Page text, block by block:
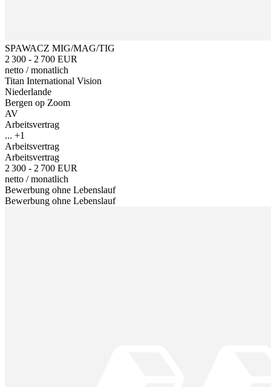
SPAWACZ MIG/MAG/TIG
2 300 - 2 700 EUR
netto /monatlich
Titan International Vision
Niederlande
Bergen op Zoom
AV
Arbeitsvertrag
... +1
Arbeitsvertrag
Arbeitsvertrag
2 300 - 2 700 EUR
netto /monatlich
Bewerbung ohne Lebenslauf
Bewerbung ohne Lebenslauf